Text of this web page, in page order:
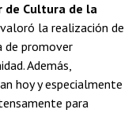
de Cultura de la
la realización de
de promover
Además,
hoy y especialmente
para